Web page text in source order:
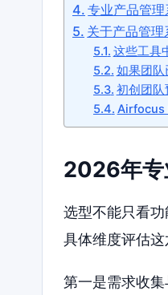
专业产品管
关于产品管
这些工具
如果团队
初创团队
Airfocus
2026年专
选型不能只看
具体维度评估这
第一是需求收